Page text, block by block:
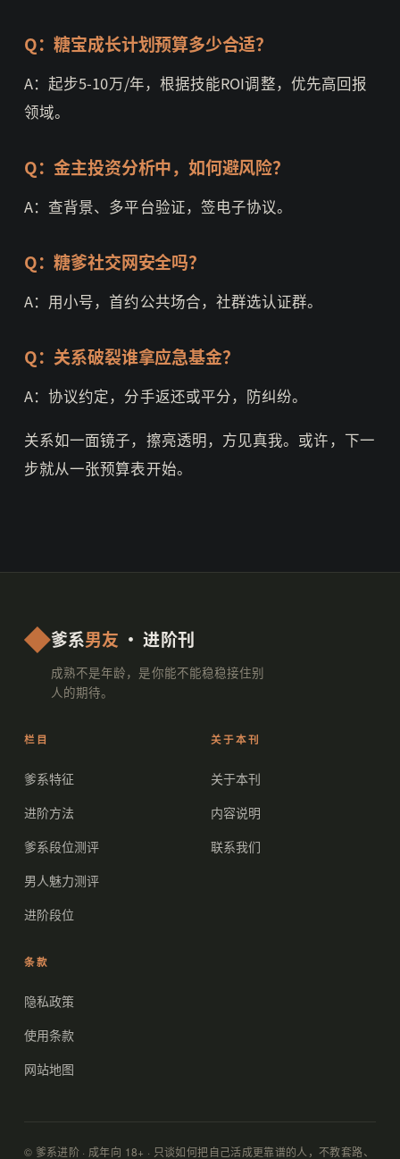
Q：糖宝成长计划预算多少合适？
A：起步5-10万/年，根据技能ROI调整，优先高回报
领域。
Q：金主投资分析中，如何避风险？
A：查背景、多平台验证，签电子协议。
Q：糖爹社交网安全吗？
A：用小号，首约公共场合，社群选认证群。
Q：关系破裂谁拿应急基金？
A：协议约定，分手返还或平分，防纠纷。
关系如一面镜子，擦亮透明，方见真我。或许，下一
步就从一张预算表开始。
爹系男友 · 进阶刊
成熟不是年龄，是你能不能稳稳接住别
人的期待。
栏目
爹系特征
进阶方法
爹系段位测评
男人魅力测评
进阶段位
关于本刊
关于本刊
内容说明
联系我们
条款
隐私政策
使用条款
网站地图
© 爹系进阶 · 成年向 18+ · 只谈如何把自己活成更靠谱的人，不教套路、